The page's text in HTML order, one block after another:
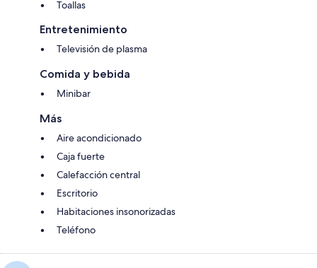
Toallas
Entretenimiento
Televisión de plasma
Comida y bebida
Minibar
Más
Aire acondicionado
Caja fuerte
Calefacción central
Escritorio
Habitaciones insonorizadas
Teléfono